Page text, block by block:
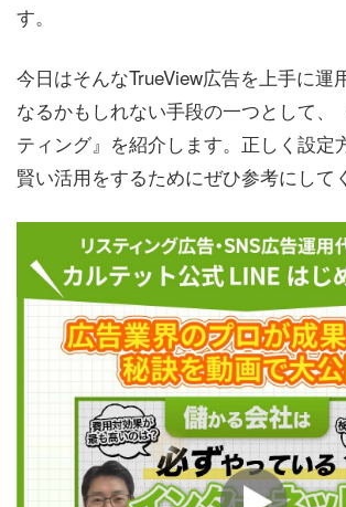
す。
今日はそんなTrueView広告を上手に運
なるかもしれない手段の一つとして、
ティング』を紹介します。正しく設定
賢い活用をするためにぜひ参考にして